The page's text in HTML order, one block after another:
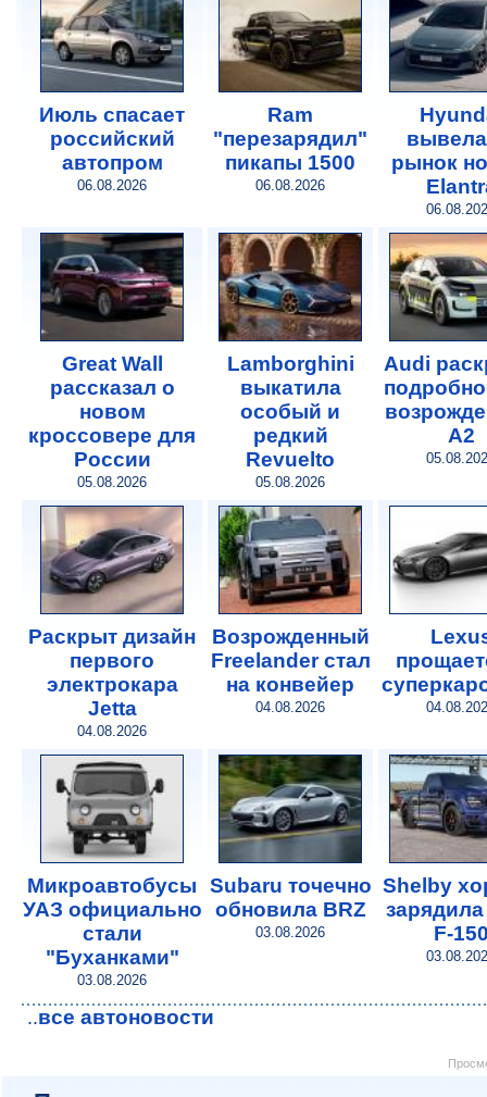
Июль спасает
российский
автопром
06.08.2026
Ram
"перезарядил"
пикапы 1500
06.08.2026
рынок
Great Wall
рассказал о
новом
кроссовере для
России
05.08.2026
Lamborghini
выкатила
особый и
редкий
Revuelto
05.08.2026
Audi
A2
Раскрыт дизайн
первого
электрокара
Jetta
04.08.2026
Возрожденный
Freelander стал
на конвейер
04.08.2026
Микроавтобусы
УАЗ официально
стали
"Буханками"
03.08.2026
Subaru точечно
обновила BRZ
03.08.2026
Shelby
F-
..все автоновости